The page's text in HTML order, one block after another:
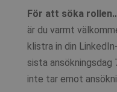
För att söka
är du varmt
klistra in din
sista
inte tar emot